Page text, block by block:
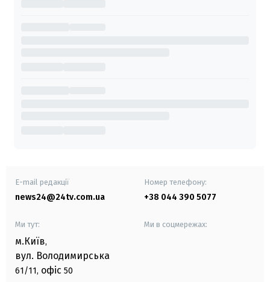
E-mail редакції
news24@24tv.com.ua
Номер телефону:
+38 044 390 5077
Ми тут:
м.Київ,
вул. Володимирська
61/11, офіс 50
Ми в соцмережах: